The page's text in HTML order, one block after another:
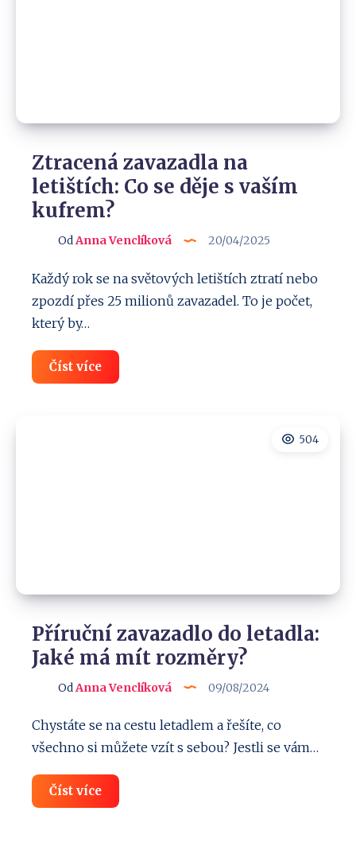
Ztracená zavazadla na
letištích: Co se děje s vaším
kufrem?
OdAnna Venclíková 20/04/2025
Každý rok se na světových letištích ztratí nebo
zpozdí přes 25 milionů zavazadel. To je počet,
který by…
Číst víceZtracená
zavazadla
504
Příruční zavazadlo do letadla:
Jaké má mít rozměry?
Od Anna Venclíková 09/08/2024
Chystáte se na cestu letadlem a řešíte, co
všechno si můžete vzít s sebou? Jestli se vám…
Číst vícePříruční
zavazadlo